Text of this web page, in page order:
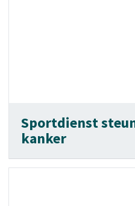
Sportdienst
kanker